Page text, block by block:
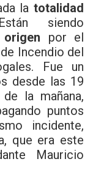
la totalidad
siendo
por el
Incendio del
Fue un
desde las 19
la mañana,
puntos
incidente,
que era este
Mauricio